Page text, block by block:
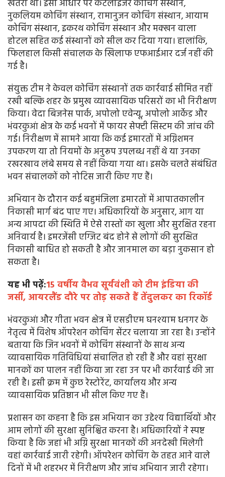
खतरा था। इसी आधार पर केटेलाइजर कोचिंग संस्थान,
नुकलियम कोचिंग संस्थान, रामानुजन कोचिंग संस्थान, आयाम
कोचिंग संस्थान, इकरथ कोचिंग संस्थान और मक्खन वाला
होटल सहित कई संस्थानों को सील कर दिया गया। हालांकि,
फिलहाल किसी संचालक के खिलाफ एफआईआर दर्ज नहीं की
गई है।
संयुक्त टीम ने केवल कोचिंग संस्थानों तक कार्रवाई सीमित नहीं
रखी बल्कि शहर के प्रमुख व्यावसायिक परिसरों का भी निरीक्षण
किया। वेदा बिजनेस पार्क, अपोलो एवेन्यू, अपोलो आर्केड और
भंवरकुआं क्षेत्र के कई भवनों में फायर सेफ्टी सिस्टम की जांच की
गई। निरीक्षण में सामने आया कि कई इमारतों में अग्निशमन
उपकरण या तो नियमों के अनुरूप उपलब्ध नहीं थे या उनका
रखरखाव लंबे समय से नहीं किया गया था। इसके चलते संबंधित
भवन संचालकों को नोटिस जारी किए गए हैं।
अभियान के दौरान कई बहुमंजिला इमारतों में आपातकालीन
निकासी मार्ग बंद पाए गए। अधिकारियों के अनुसार, आग या
अन्य आपदा की स्थिति में ऐसे रास्तों का खुला और सुरक्षित रहना
अनिवार्य है। इमरजेंसी एग्जिट बंद होने से लोगों की सुरक्षित
निकासी बाधित हो सकती है और जानमाल का बड़ा नुकसान हो
सकता है।
यह भी पढ़ें:15 वर्षीय वैभव सूर्यवंशी को टीम इंडिया की
जर्सी, आयरलैंड दौरे पर तोड़ सकते हैं तेंदुलकर का रिकॉर्ड
भंवरकुआं और गीता भवन क्षेत्र में एसडीएम घनश्याम धनगर के
नेतृत्व में विशेष ऑपरेशन कोचिंग सेंटर चलाया जा रहा है। उन्होंने
बताया कि जिन भवनों में कोचिंग संस्थानों के साथ अन्य
व्यावसायिक गतिविधियां संचालित हो रही हैं और वहां सुरक्षा
मानकों का पालन नहीं किया जा रहा उन पर भी कार्रवाई की जा
रही है। इसी क्रम में कुछ रेस्टोरेंट, कार्यालय और अन्य
व्यावसायिक प्रतिष्ठान भी सील किए गए हैं।
प्रशासन का कहना है कि इस अभियान का उद्देश्य विद्यार्थियों और
आम लोगों की सुरक्षा सुनिश्चित करना है। अधिकारियों ने स्पष्ट
किया है कि जहां भी अग्नि सुरक्षा मानकों की अनदेखी मिलेगी
वहां कार्रवाई जारी रहेगी। ऑपरेशन कोचिंग के तहत आने वाले
दिनों में भी शहरभर में निरीक्षण और जांच अभियान जारी रहेगा।